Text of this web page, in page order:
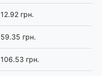
12.92 грн.
59.35 грн.
106.53 грн.